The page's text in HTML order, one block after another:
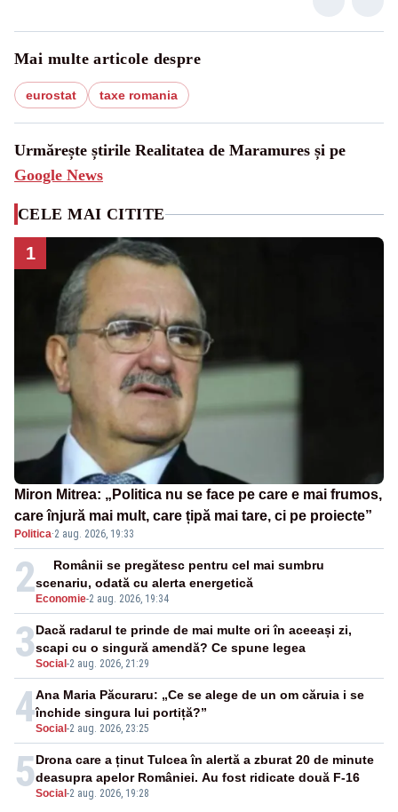
Mai multe articole despre
eurostat taxe romania
Urmărește știrile Realitatea de Maramures și pe
Google News
CELE MAI CITITE
1
Miron Mitrea: „Politica nu se face pe care e mai frumos,
care înjură mai mult, care țipă mai tare, ci pe proiecte”
Politica·2 aug. 2026, 19:33
2Economie-2 aug. 2026, 19:34
Românii se pregătesc pentru cel mai sumbru
scenariu, odată cu alerta energetică
3Social-2 aug. 2026, 21:29
Dacă radarul te prinde de mai multe ori în aceeași zi,
scapi cu o singură amendă? Ce spune legea
4Social-2 aug. 2026, 23:25
Ana Maria Păcuraru: „Ce se alege de un om căruia i se
închide singura lui portiță?”
5Social-2 aug. 2026, 19:28
Drona care a ținut Tulcea în alertă a zburat 20 de minute
deasupra apelor României. Au fost ridicate două F-16